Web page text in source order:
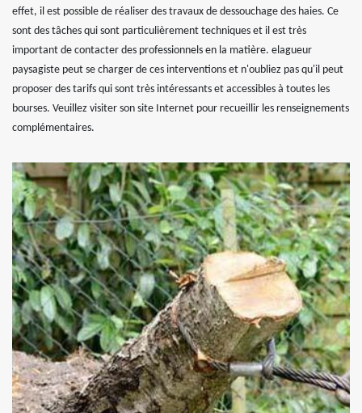
effet, il est possible de réaliser des travaux de dessouchage des haies. Ce
sont des tâches qui sont particulièrement techniques et il est très
important de contacter des professionnels en la matière. elagueur
paysagiste peut se charger de ces interventions et n'oubliez pas qu'il peut
proposer des tarifs qui sont très intéressants et accessibles à toutes les
bourses. Veuillez visiter son site Internet pour recueillir les renseignements
complémentaires.